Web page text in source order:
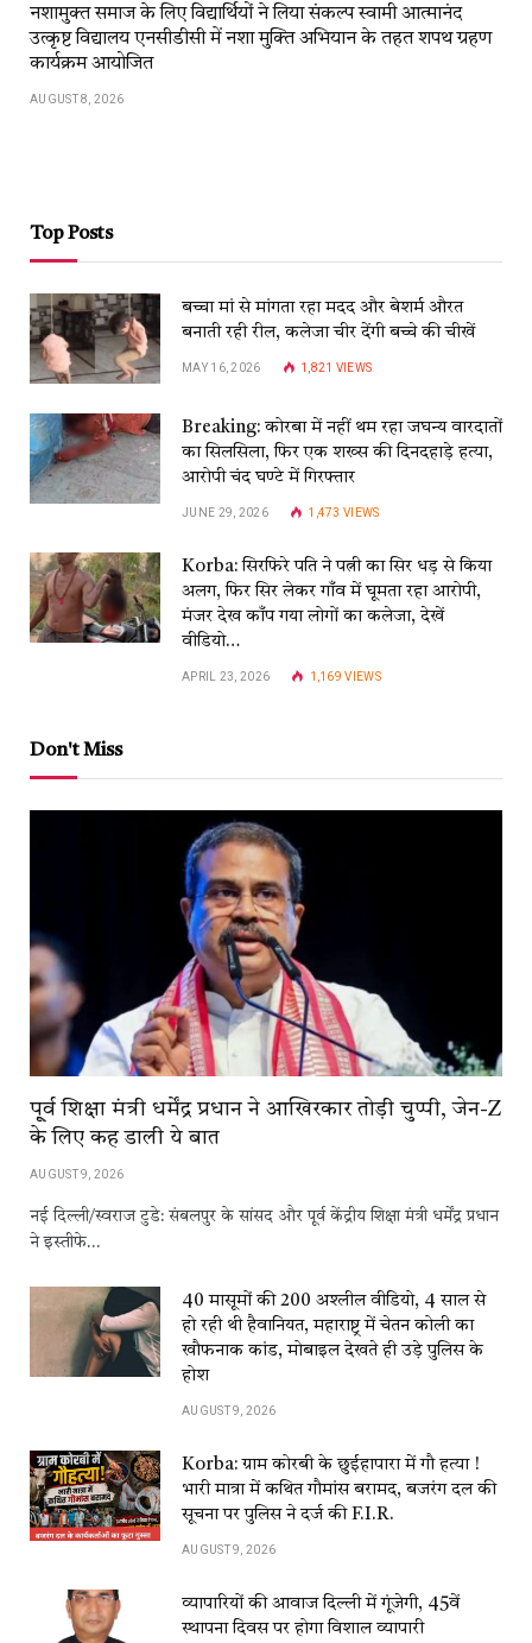
नशामुक्त समाज के लिए विद्यार्थियों ने लिया संकल्प स्वामी आत्मानंद
उत्कृष्ट विद्यालय एनसीडीसी में नशा मुक्ति अभियान के तहत शपथ ग्रहण
कार्यक्रम आयोजित
AUGUST 8, 2026
Top Posts
बच्चा मां से मांगता रहा मदद और बेशर्म औरत
बनाती रही रील, कलेजा चीर देंगी बच्चे की चीखें
MAY 16, 2026 1,821 VIEWS
Breaking: कोरबा में नहीं थम रहा जघन्य वारदातों
का सिलसिला, फिर एक शख्स की दिनदहाड़े हत्या,
आरोपी चंद घण्टे में गिरफ्तार
JUNE 29, 2026 1,473VIEWS
Korba: सिरफिरे पति ने पत्नी का सिर धड़ से किया
अलग, फिर सिर लेकर गाँव में घूमता रहा आरोपी,
मंजर देख काँप गया लोगों का कलेजा, देखें
वीडियो…
APRIL 23, 2026 1,169VIEWS
Don't Miss
पू्र्व शिक्षा मंत्री धर्मेंद्र प्रधान ने आखिरकार तोड़ी चुप्पी, जेन-Z
के लिए कह डाली ये बात
AUGUST 9, 2026
नई दिल्ली/स्वराज टुडे: संबलपुर के सांसद और पूर्व केंद्रीय शिक्षा मंत्री धर्मेंद्र प्रधान
ने इस्तीफे…
40 मासूमों की 200 अश्लील वीडियो, 4 साल से
हो रही थी हैवानियत, महाराष्ट्र में चेतन कोली का
खौफनाक कांड, मोबाइल देखते ही उड़े पुलिस के
होश
AUGUST 9, 2026
Korba: ग्राम कोरबी के छुईहापारा में गौ हत्या !
भारी मात्रा में कथित गौमांस बरामद, बजरंग दल की
सूचना पर पुलिस ने दर्ज की F.I.R.
AUGUST 9, 2026
व्यापारियों की आवाज दिल्ली में गूंजेगी, 45वें
स्थापना दिवस पर होगा विशाल व्यापारी